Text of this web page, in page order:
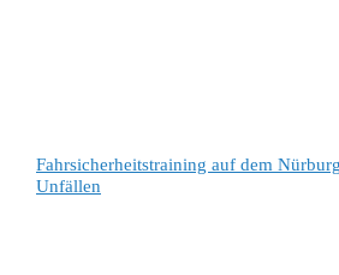
Fahrsicherheitstraining auf dem
Unfällen